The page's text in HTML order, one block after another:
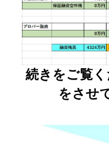
続きをご覧
をさせ